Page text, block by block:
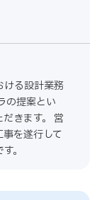
ける設計業務
の提案とい
きます。 営
を遂行して
。